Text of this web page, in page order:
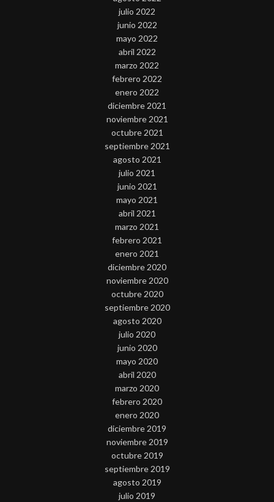
julio 2022
junio 2022
mayo 2022
abril 2022
marzo 2022
febrero 2022
enero 2022
diciembre 2021
noviembre 2021
octubre 2021
septiembre 2021
agosto 2021
julio 2021
junio 2021
mayo 2021
abril 2021
marzo 2021
febrero 2021
enero 2021
diciembre 2020
noviembre 2020
octubre 2020
septiembre 2020
agosto 2020
julio 2020
junio 2020
mayo 2020
abril 2020
marzo 2020
febrero 2020
enero 2020
diciembre 2019
noviembre 2019
octubre 2019
septiembre 2019
agosto 2019
julio 2019